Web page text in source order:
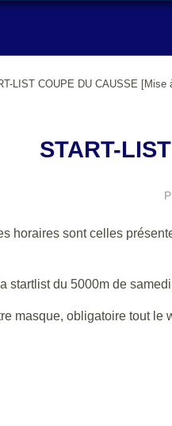
LIST COUPE DU CAUSSE [Mise
START-
horaires sont celles
startlist du 5000m de
masque, obligatoire tout le